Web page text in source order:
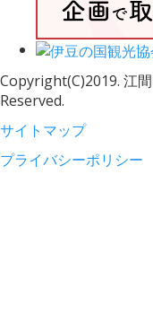
Copyright(C)2019. 江
Reserved.
サイトマップ
プライバシーポリシー